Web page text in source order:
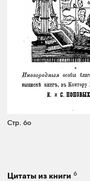
Стр. 60
Цитаты из книги 6